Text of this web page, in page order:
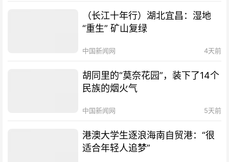
（长江十年行）湖北宜昌：湿地
“重生” 矿山复绿
中国新闻网 4天前
胡同里的“莫奈花园”，装下了14个
民族的烟火气
中国新闻网 5天前
港澳大学生逐浪海南自贸港：“很
适合年轻人追梦”